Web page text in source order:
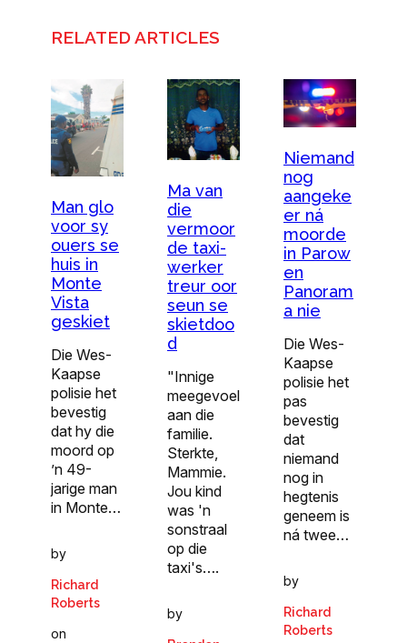
RELATED ARTICLES
Man glo
voor sy
ouers se
huis in
Monte
Vista
geskiet
Die Wes-
Kaapse
polisie het
bevestig
dat hy die
moord op
’n 49-
jarige man
in Monte…
by
Richard
Roberts
on
Ma van
die
vermoor
de taxi-
werker
treur oor
seun se
skietdoo
d
"Innige
meegevoel
aan die
familie.
Sterkte,
Mammie.
Jou kind
was 'n
sonstraal
op die
taxi's….
by
Niemand
nog
aangeke
er ná
moorde
in Parow
en
Panoram
a nie
Die Wes-
Kaapse
polisie het
pas
bevestig
dat
niemand
nog in
hegtenis
geneem is
ná twee…
by
Richard
Roberts